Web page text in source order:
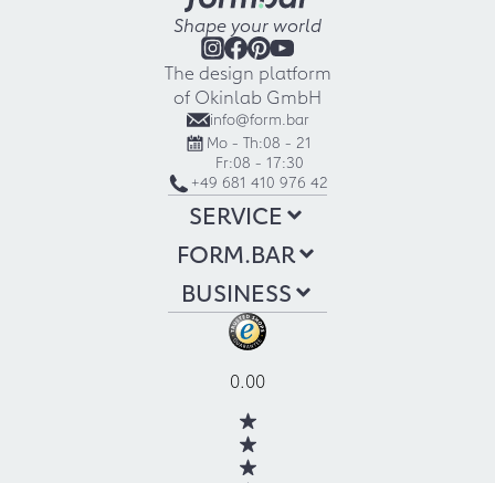
Shape your world
The design platform
of Okinlab GmbH
info@form.bar
Mo - Th:08 - 21
Fr:08 - 17:30
+49 681 410 976 42
SERVICE
FORM.BAR
BUSINESS
0.00